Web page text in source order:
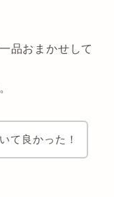
品おまかせして
て良かった！